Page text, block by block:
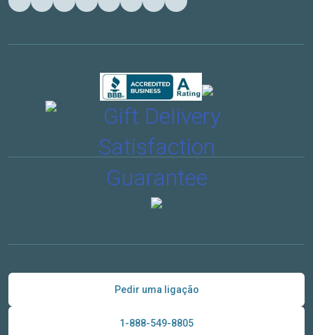
Pedir uma ligação
1-888-549-8805